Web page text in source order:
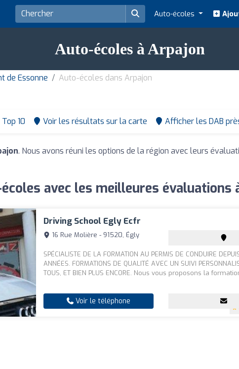
Auto-écoles
Auto-écoles à Arpajon
de Essonne Auto-écoles dans Arpajon
Top 10 Voir les résultats sur la carte Afficher les DAB
. Nous avons réuni les options de la région avec leurs
avec les meilleures évaluations
Driving School Egly Ecfr
16 Rue Molière - 91520, Égly
SPÉCIALISTE DE LA FORMATION AU PERMIS DE CONDUIRE
ANNÉES. FORMATIONS DE QUALITÉ AVEC UN SUIVI
TOUS, ET BIEN PLUS ENCORE. Nous vous proposons la
Voir le téléphone